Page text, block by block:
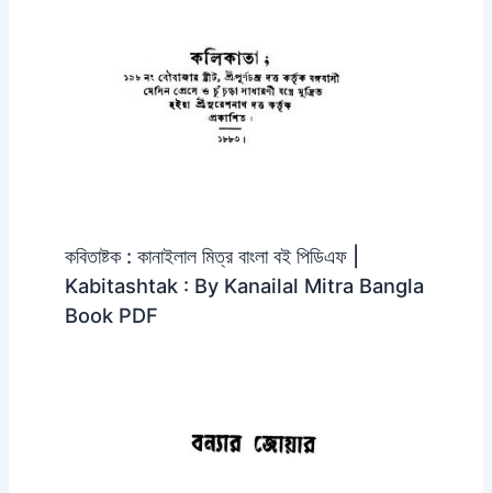
কবিতাষ্টক : কানাইলাল মিত্র বাংলা বই পিডিএফ |
Kabitashtak : By Kanailal Mitra Bangla
Book PDF